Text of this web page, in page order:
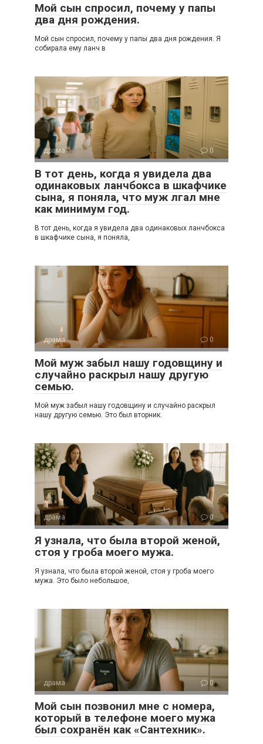
Мой сын спросил, почему у папы
два дня рождения.
Мой сын спросил, почему у папы два дня рождения. Я
собирала ему ланч в
драма 0
В тот день, когда я увидела два
одинаковых ланчбокса в шкафчике
сына, я поняла, что муж лгал мне
как минимум год.
В тот день, когда я увидела два одинаковых ланчбокса
в шкафчике сына, я поняла,
драма 0
Мой муж забыл нашу годовщину и
случайно раскрыл нашу другую
семью.
Мой муж забыл нашу годовщину и случайно раскрыл
нашу другую семью. Это был вторник.
драма 0
Я узнала, что была второй женой,
стоя у гроба моего мужа.
Я узнала, что была второй женой, стоя у гроба моего
мужа. Это было небольшое,
драма 0
Мой сын позвонил мне с номера,
который в телефоне моего мужа
был сохранён как «Сантехник».